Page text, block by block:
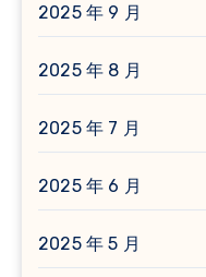
2025 年 9 月
2025 年 8 月
2025 年 7 月
2025 年 6 月
2025 年 5 月